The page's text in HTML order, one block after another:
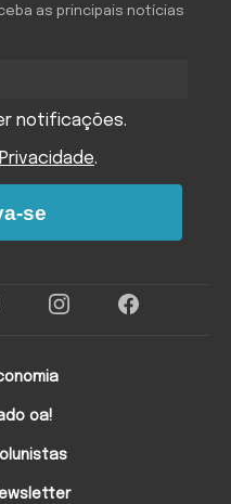
oa!
as principais notícias
notificações.
.
se